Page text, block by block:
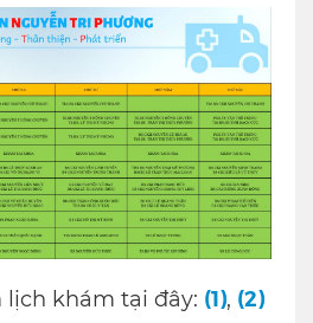
lịch khám tại đây: (1), (2)